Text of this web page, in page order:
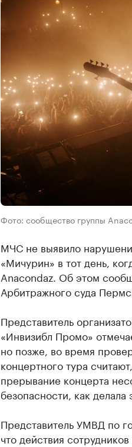
Фото: сообщество группы
МЧС не выявило
«Мичурин» в тот день,
Anacondaz. Об этом
Арбитражного суда
Представитель
«Инвизибл Промо»
но позже, во время
концертного тура
прерывание концерта
безопасности, как
Представитель УМВД по
что действия